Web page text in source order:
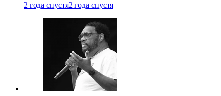
2 года спустя2 года спустя